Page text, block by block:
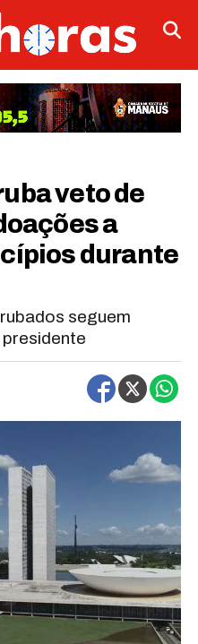
veto de
a
durante
seguem